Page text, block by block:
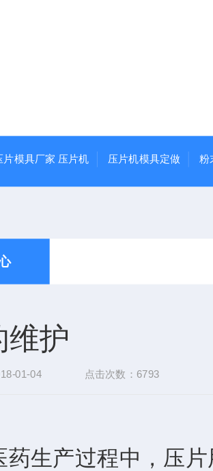
片模具厂家 压片机 压片机模具定做 粉
维护
01-04 点击次数：6793
药生产过程中，压